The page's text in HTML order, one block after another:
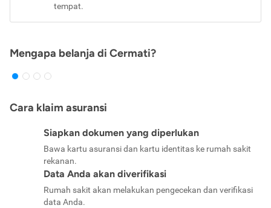
tempat.
Mengapa belanja di Cermati?
Cara klaim asuransi
Siapkan dokumen yang diperlukan
Bawa kartu asuransi dan kartu identitas ke rumah sakit
rekanan.
Data Anda akan diverifikasi
Rumah sakit akan melakukan pengecekan dan verifikasi
data Anda.